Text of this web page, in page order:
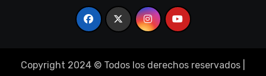
Copyright 2024 © Todos los derechos reservados